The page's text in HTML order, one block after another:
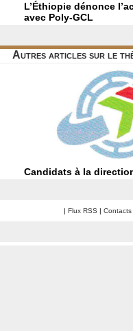
L’Éthiopie dénonce
avec Poly-GCL
Autres articles sur le
Candidats à la
| Flux RSS | Contacts